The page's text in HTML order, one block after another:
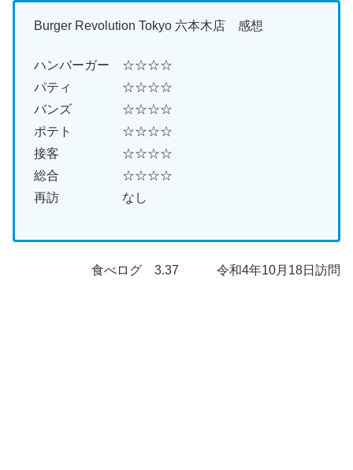
Burger Revolution Tokyo 六本木店 感想
ハンバーガー ☆☆☆☆
パティ ☆☆☆☆
バンズ ☆☆☆☆
ポテト ☆☆☆☆
接客 ☆☆☆☆
総合 ☆☆☆☆
再訪 なし
食べログ 3.37 令和4年10月18日訪問